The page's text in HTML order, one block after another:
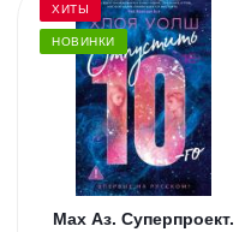
ХИТЫ
НОВИНКИ
Мах Аз. Суперпроект.